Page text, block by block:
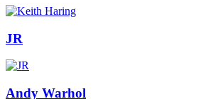
JR
Andy Warhol